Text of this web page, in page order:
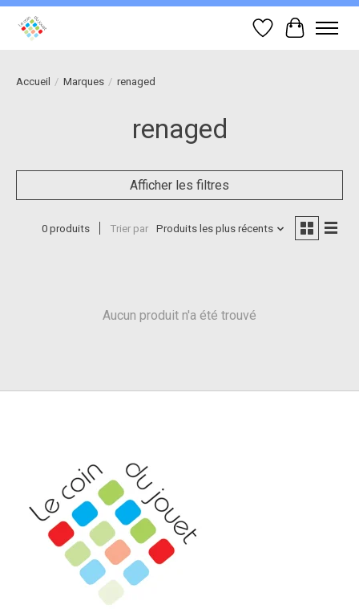
Liste dePanier
Accueil / Marques / renaged
renaged
Afficher les filtres
0 produits Trier par Produits les plus récents
Aucun produit n'a été trouvé